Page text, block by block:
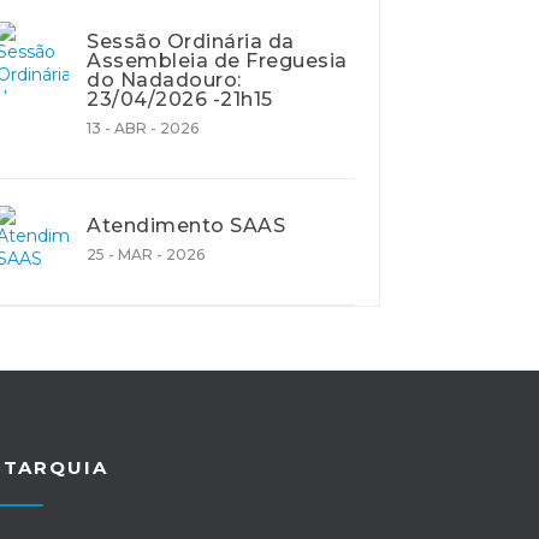
Sessão Ordinária da
Assembleia de Freguesia
do Nadadouro:
23/04/2026 -21h15
13 - ABR - 2026
Atendimento SAAS
25 - MAR - 2026